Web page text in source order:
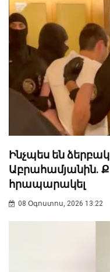
Ինչպես են
Աբրահամյանին.
հրապարակել
08 Օգոստոս, 2026 13:22